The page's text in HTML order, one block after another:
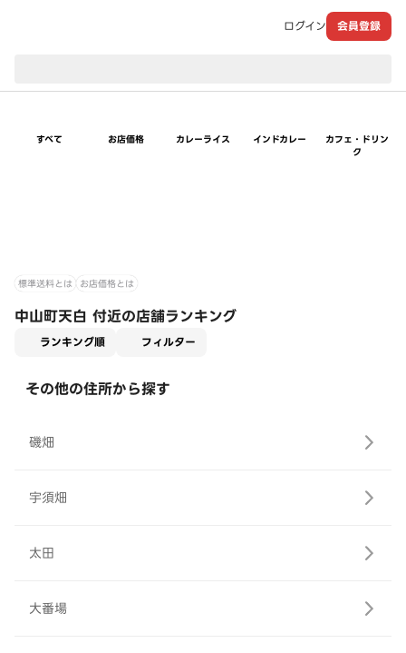
ログイン 会員登録
すべて お店価格 カレーライス インドカレー
カフェ・ドリン
ク
標準送料とは お店価格とは
中山町天白 付近の店舗ランキング
ランキング順 フィルター
その他の住所から探す
磯畑
宇須畑
太田
大番場